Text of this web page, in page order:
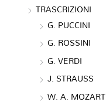
TRASCRIZIONI
G. PUCCINI
G. ROSSINI
G. VERDI
J. STRAUSS
W. A. MOZART